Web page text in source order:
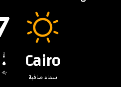
Cairo
سماء صافية